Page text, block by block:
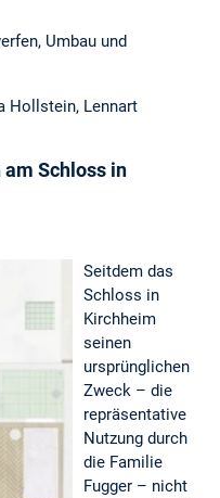
Umbau und
Hollstein, Lennart
am Schloss in
Seitdem das
Schloss in
Kirchheim
seinen
ursprünglichen
Zweck – die
repräsentative
Nutzung durch
die Familie
Fugger – nicht